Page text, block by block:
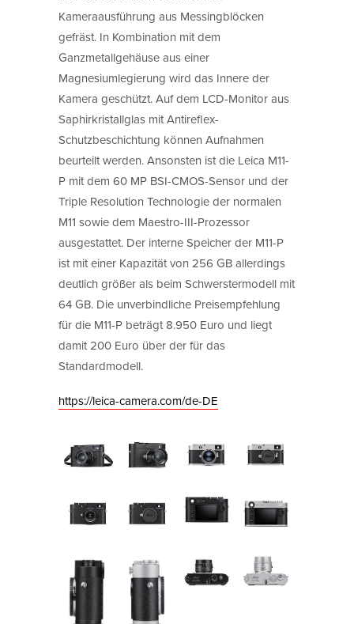
Kameraausführung aus Messingblöcken
gefräst. In Kombination mit dem
Ganzmetallgehäuse aus einer
Magnesiumlegierung wird das Innere der
Kamera geschützt. Auf dem LCD-Monitor aus
Saphirkristallglas mit Antireflex-
Schutzbeschichtung können Aufnahmen
beurteilt werden. Ansonsten ist die Leica M11-
P mit dem 60 MP BSI-CMOS-Sensor und der
Triple Resolution Technologie der normalen
M11 sowie dem Maestro-III-Prozessor
ausgestattet. Der interne Speicher der M11-P
ist mit einer Kapazität von 256 GB allerdings
deutlich größer als beim Schwerstermodell mit
64 GB. Die unverbindliche Preisempfehlung
für die M11-P beträgt 8.950 Euro und liegt
damit 200 Euro über der für das
Standardmodell.
https://leica-camera.com/de-DE